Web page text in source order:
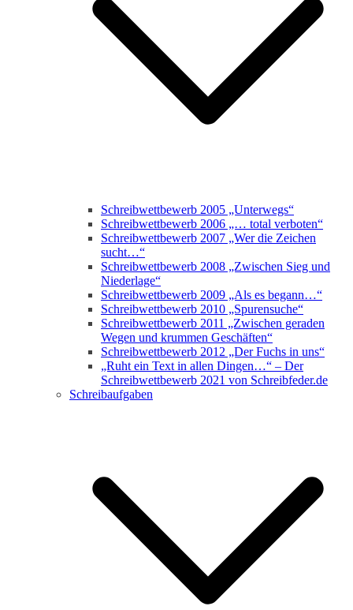
Schreibwettbewerb 2005 „Unterwegs“
Schreibwettbewerb 2006 „… total verboten“
Schreibwettbewerb 2007 „Wer die Zeichen
sucht…“
Schreibwettbewerb 2008 „Zwischen Sieg und
Niederlage“
Schreibwettbewerb 2009 „Als es begann…“
Schreibwettbewerb 2010 „Spurensuche“
Schreibwettbewerb 2011 „Zwischen geraden
Wegen und krummen Geschäften“
Schreibwettbewerb 2012 „Der Fuchs in uns“
„Ruht ein Text in allen Dingen…“ – Der
Schreibwettbewerb 2021 von Schreibfeder.de
Schreibaufgaben